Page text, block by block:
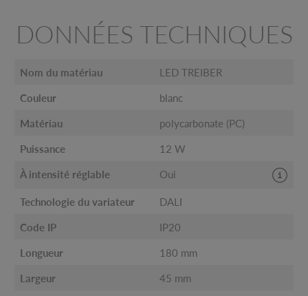
DONNÉES TECHNIQUES
Nom du matériau LED TREIBER
Couleur blanc
Matériau polycarbonate (PC)
Puissance 12 W
À intensité réglable Oui
Technologie du variateur DALI
Code IP IP20
Longueur 180 mm
Largeur 45 mm